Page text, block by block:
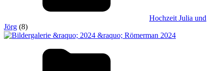
Hochzeit Julia und
Jörg (8)